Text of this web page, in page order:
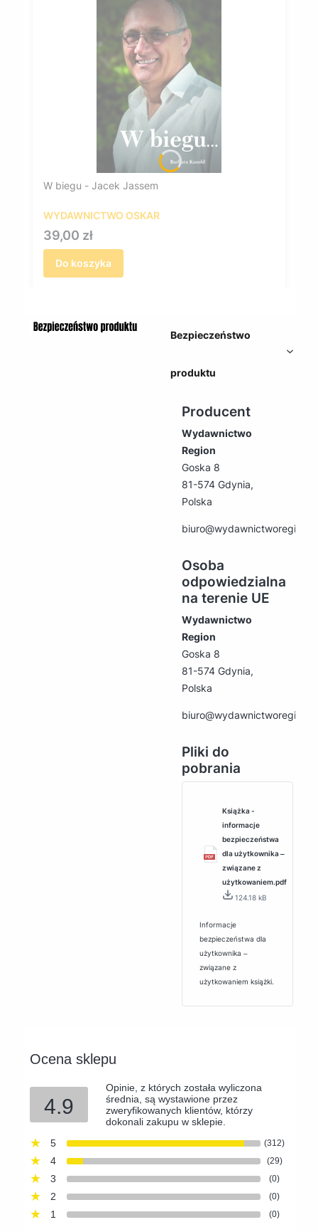
W biegu - Jacek Jassem
WYDAWNICTWO OSKAR
Cena
39,00 zł
Do koszyka
Bezpieczeństwo
produktu
Producent
Wydawnictwo
Region
Goska 8
81-574 Gdynia,
Polska
biuro@wydawnictworegion.pl
Osoba
odpowiedzialna
na terenie UE
Wydawnictwo
Region
Goska 8
81-574 Gdynia,
Polska
biuro@wydawnictworegion.pl
Pliki do
pobrania
Książka -
informacje
bezpieczeństwa
dla użytkownika ‒
związane z
użytkowaniem.pdf
124.18 kB
Informacje
bezpieczeństwa dla
użytkownika ‒
związane z
użytkowaniem książki.
Ocena sklepu
4.9
Opinie, z których została wyliczona
średnia, są wystawione przez
zweryfikowanych klientów, którzy
dokonali zakupu w sklepie.
5
(312)
4 (29)
3 (0)
2 (0)
1 (0)